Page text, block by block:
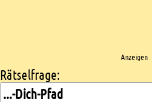
Anzeigen
Kreuzworträtsel suchen
Rätselfrage: